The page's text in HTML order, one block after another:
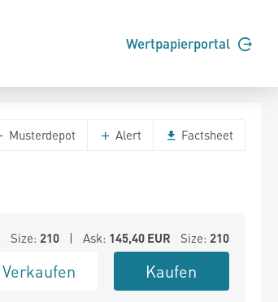
Wertpapierportal
Musterdepot Alert Factsheet
Size: 210| Ask: 145,40EUR Size: 210
Verkaufen Kaufen